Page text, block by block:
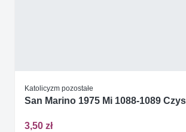
Katolicyzm pozostałe
San Marino 1975 Mi 1088-1089
3,50 zł